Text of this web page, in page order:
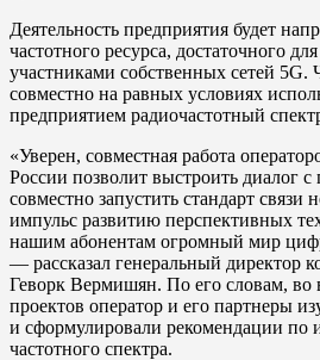
Деятельность предприятия будет
частотного ресурса, достаточного
участниками собственных сетей 5G.
совместно на равных условиях
предприятием радиочастотный
«Уверен, совместная работа
России позволит выстроить диалог с
совместно запустить стандарт связи
импульс развитию перспективных
нашим абонентам огромный мир
— рассказал генеральный директор
Геворк Вермишян. По его словам, во
проектов оператор и его партнеры
и сформулировали рекомендации по
частотного спектра.